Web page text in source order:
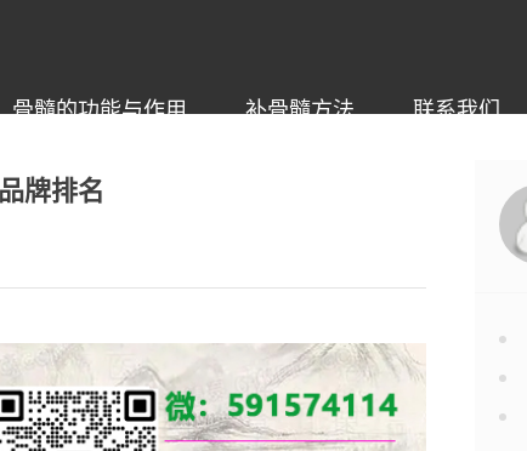
骨髓的功能与作用 补骨髓方法 联系我们
牌排名